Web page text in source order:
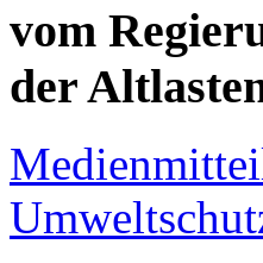
vom
der